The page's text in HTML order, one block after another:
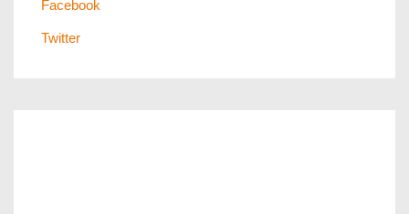
Facebook
Twitter